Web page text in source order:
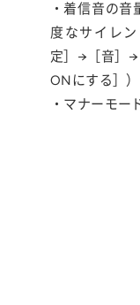
・着信音の
度なサイレ
定］→［音］
ONにする］）
・マナーモー